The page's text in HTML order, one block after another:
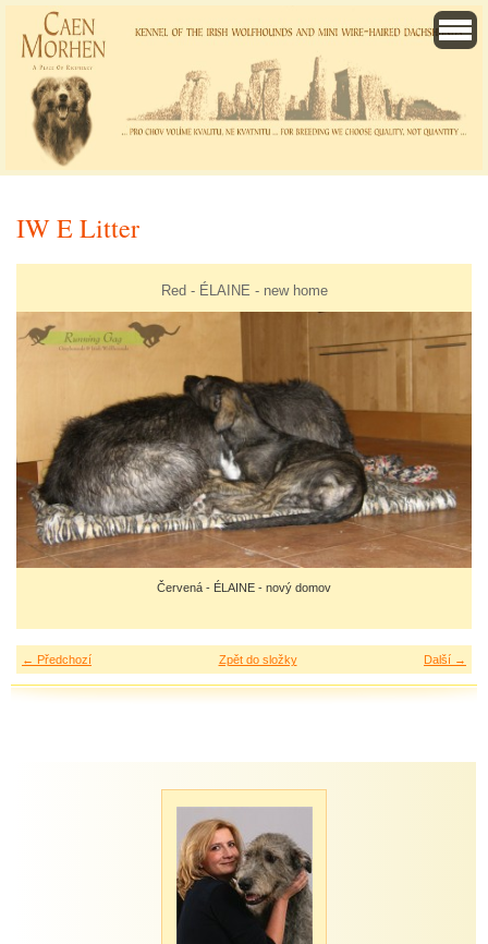
IW E Litter
Red - ÉLAINE - new home
Červená - ÉLAINE - nový domov
← Předchozí Další →
Zpět do složky